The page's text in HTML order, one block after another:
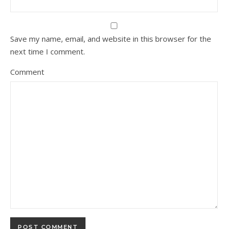
Save my name, email, and website in this browser for the
next time I comment.
Comment